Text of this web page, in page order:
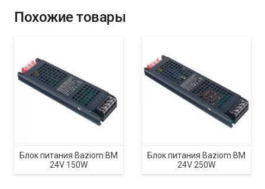
Похожие товары
Блок питания Baziom BM
24V 150W
Блок питания Baziom BM
24V 250W